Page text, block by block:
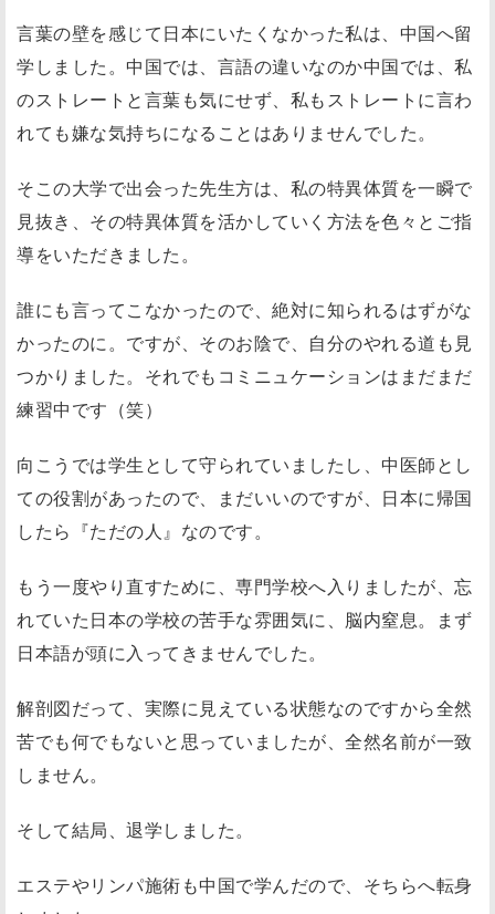
言葉の壁を感じて日本にいたくなかった私は、中国へ留
学しました。中国では、言語の違いなのか中国では、私
のストレートと言葉も気にせず、私もストレートに言わ
れても嫌な気持ちになることはありませんでした。
そこの大学で出会った先生方は、私の特異体質を一瞬で
見抜き、その特異体質を活かしていく方法を色々とご指
導をいただきました。
誰にも言ってこなかったので、絶対に知られるはずがな
かったのに。ですが、そのお陰で、自分のやれる道も見
つかりました。それでもコミニュケーションはまだまだ
練習中です（笑）
向こうでは学生として守られていましたし、中医師とし
ての役割があったので、まだいいのですが、日本に帰国
したら『ただの人』なのです。
もう一度やり直すために、専門学校へ入りましたが、忘
れていた日本の学校の苦手な雰囲気に、脳内窒息。まず
日本語が頭に入ってきませんでした。
解剖図だって、実際に見えている状態なのですから全然
苦でも何でもないと思っていましたが、全然名前が一致
しません。
そして結局、退学しました。
エステやリンパ施術も中国で学んだので、そちらへ転身